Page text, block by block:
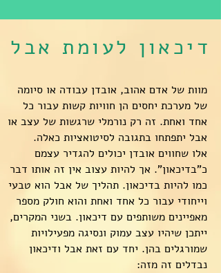
דיכאון לעומת אבל
מוות של אדם אהוב, אובדן עבודה או סיומה
של מערכת יחסים הן חוויות קשות עבור כל
אחד ואחת. זה רק נורמלי שרגשות של עצב או
אבל יתפתחו בתגובה לסיטואציות כאלה.
אלו שחווים אובדן יכולים להגדיר עצמם
כ"בדיכאון". אך להיות עצוב אין זה אותו דבר
כמו להיות בדיכאון. תהליך של אבל הוא טבעי
וייחודי עבור כל אחד ואחת והוא חולק מספר
מאפיינים משותפים עם דיכאון. בשני המקרים,
ייתכן שיהיו עצב עמוק ונסיגה מפעילויות
שמורגלים בהן. יחד עם זאת אבל ודיכאון
נבדלים זה מזה: